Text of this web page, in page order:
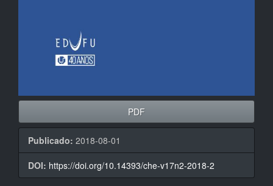
PDF
Publicado: 2018-08-01
DOI: https://doi.org/10.14393/che-v17n2-2018-2